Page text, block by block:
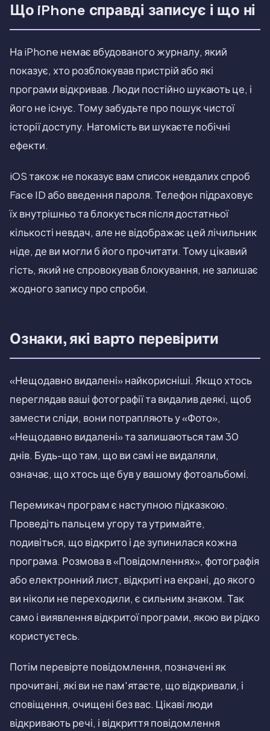
Що iPhone справді записує і що ні
На iPhone немає вбудованого журналу, який
показує, хто розблокував пристрій або які
програми відкривав. Люди постійно шукають це, і
його не існує. Тому забудьте про пошук чистої
історії доступу. Натомість ви шукаєте побічні
ефекти.
iOS також не показує вам список невдалих спроб
Face ID або введення пароля. Телефон підраховує
їх внутрішньо та блокується після достатньої
кількості невдач, але не відображає цей лічильник
ніде, де ви могли б його прочитати. Тому цікавий
гість, який не спровокував блокування, не залишає
жодного запису про спроби.
Ознаки, які варто перевірити
«Нещодавно видалені» найкорисніші. Якщо хтось
переглядав ваші фотографії та видалив деякі, щоб
замести сліди, вони потрапляють у «Фото»,
«Нещодавно видалені» та залишаються там 30
днів. Будь-що там, що ви самі не видаляли,
означає, що хтось ще був у вашому фотоальбомі.
Перемикач програм є наступною підказкою.
Проведіть пальцем угору та утримайте,
подивіться, що відкрито і де зупинилася кожна
програма. Розмова в «Повідомленнях», фотографія
або електронний лист, відкриті на екрані, до якого
ви ніколи не переходили, є сильним знаком. Так
само і виявлення відкритої програми, якою ви рідко
користуєтесь.
Потім перевірте повідомлення, позначені як
прочитані, які ви не пам'ятаєте, що відкривали, і
сповіщення, очищені без вас. Цікаві люди
відкривають речі, і відкриття повідомлення